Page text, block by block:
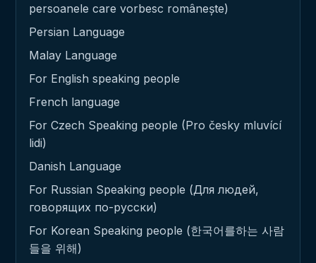
persoanele care vorbesc românește)
Persian Language
Malay Language
For English speaking people
French language
For Czech Speaking people (Pro česky mluvící
lidi)
Danish Language
For Russian Speaking people (Для людей,
говорящих по-русски)
For Korean Speaking people (한국어를하는 사람
들을 위해)